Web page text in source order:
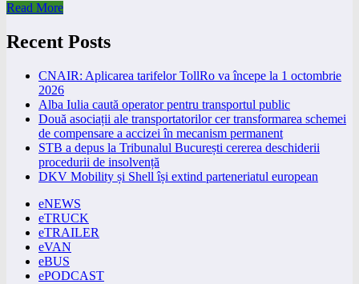
Read More
Recent Posts
CNAIR: Aplicarea tarifelor TollRo va începe la 1 octombrie
2026
Alba Iulia caută operator pentru transportul public
Două asociații ale transportatorilor cer transformarea schemei
de compensare a accizei în mecanism permanent
STB a depus la Tribunalul București cererea deschiderii
procedurii de insolvență
DKV Mobility și Shell își extind parteneriatul european
eNEWS
eTRUCK
eTRAILER
eVAN
eBUS
ePODCAST